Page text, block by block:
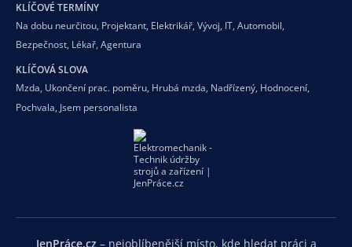
KLÍČOVÉ TERMÍNY
Na dobu neurčitou, Projektant, Elektrikář, Vývoj, IT, Automobil,
Bezpečnost, Lékař, Agentura
KLÍČOVÁ SLOVA
Mzda, Ukončení prac. poměru, Hrubá mzda, Nadřízený, Hodnocení,
Pochvala, Jsem personalista
JenPráce.cz – nejoblíbenější místo, kde hledat práci a